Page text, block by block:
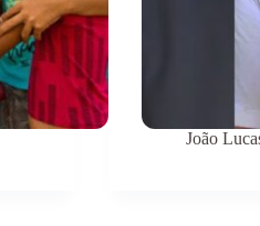
João